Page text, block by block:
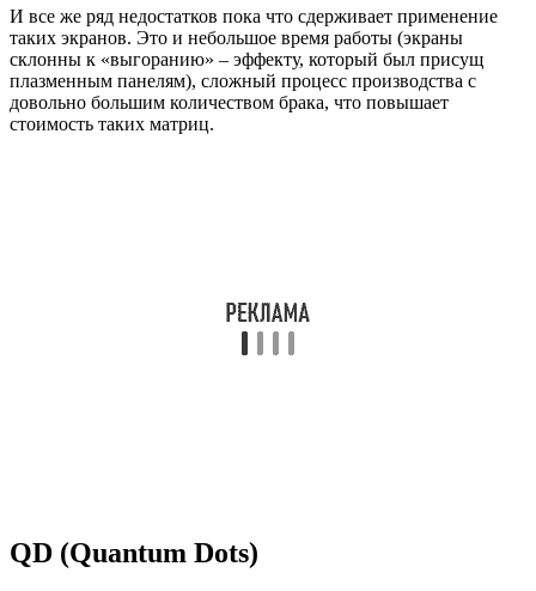
И все же ряд недостатков пока что сдерживает применение
таких экранов. Это и небольшое время работы (экраны
склонны к «выгоранию» – эффекту, который был присущ
плазменным панелям), сложный процесс производства с
довольно большим количеством брака, что повышает
стоимость таких матриц.
QD (Quantum Dots)